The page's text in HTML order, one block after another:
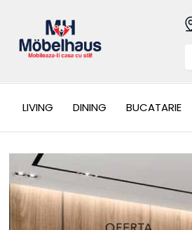
LIVING DINING BUCATARIE